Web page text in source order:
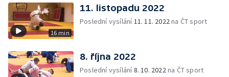
16 min
11. listopadu 2022
Poslední vysílání11. 11. 2022na ČT sport
8. října 2022
Poslední vysílání8. 10. 2022na ČT sport